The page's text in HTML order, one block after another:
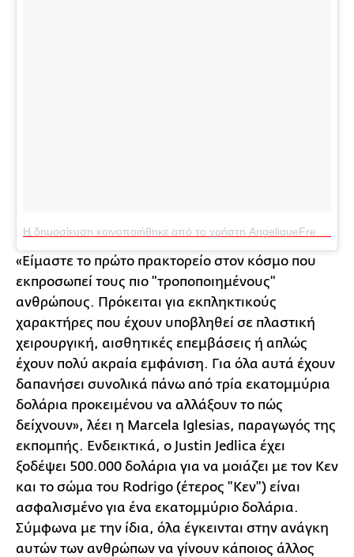
Η δημοσίευση κοινοποιήθηκε από το χρήστη AngeliqueFrenchyMorgan (@frenchymorgan)
«Είμαστε το πρώτο πρακτορείο στον κόσμο που
εκπροσωπεί τους πιο "τροποποιημένους"
ανθρώπους. Πρόκειται για εκπληκτικούς
χαρακτήρες που έχουν υποβληθεί σε πλαστική
χειρουργική, αισθητικές επεμβάσεις ή απλώς
έχουν πολύ ακραία εμφάνιση. Για όλα αυτά έχουν
δαπανήσει συνολικά πάνω από τρία εκατομμύρια
δολάρια προκειμένου να αλλάξουν το πώς
δείχνουν», λέει η Marcela Iglesias, παραγωγός της
εκπομπής. Ενδεικτικά, ο Justin Jedlica έχει
ξοδέψει 500.000 δολάρια για να μοιάζει με τον Κεν
και το σώμα του Rodrigo (έτερος "Κεν") είναι
ασφαλισμένο για ένα εκατομμύριο δολάρια.
Σύμφωνα με την ίδια, όλα έγκεινται στην ανάγκη
αυτών των ανθρώπων να γίνουν κάποιος άλλος